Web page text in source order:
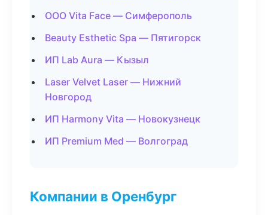
ООО Vita Face — Симферополь
Beauty Esthetic Spa — Пятигорск
ИП Lab Aura — Кызыл
Laser Velvet Laser — Нижний
Новгород
ИП Harmony Vita — Новокузнецк
ИП Premium Med — Волгоград
Компании в Оренбург